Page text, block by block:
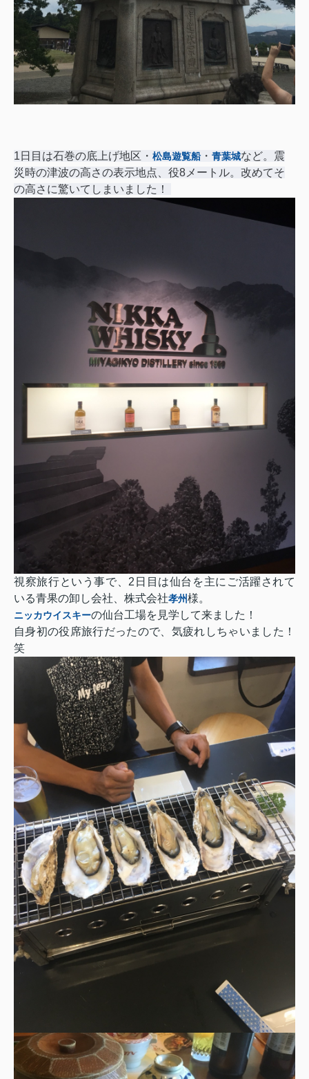
1日目は石巻の底上げ地区・ 松島遊覧船・ 青葉城など。震
災時の津波の高さの表示地点、役8メートル。改めてそ
の高さに驚いてしまいました！
視察旅行という事で、2日目は仙台を主にご活躍されて
いる青果の卸し会社、株式会社孝州様。
ニッカウイスキーの仙台工場を見学して来ました！
自身初の役席旅行だったので、気疲れしちゃいました！
笑